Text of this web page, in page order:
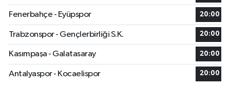
Fenerbahçe - Eyüpspor 20:00
Trabzonspor - Gençlerbirliği S.K. 20:00
Kasımpaşa - Galatasaray 20:00
Antalyaspor - Kocaelispor 20:00